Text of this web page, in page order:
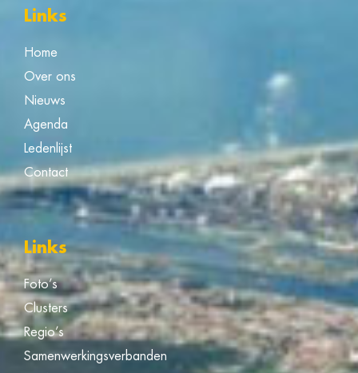
Links
Home
Over ons
Nieuws
Agenda
Ledenlijst
Contact
Links
Foto’s
Clusters
Regio’s
Samenwerkingsverbanden